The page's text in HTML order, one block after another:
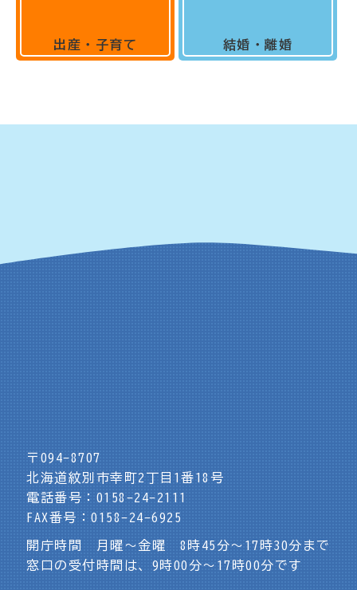
出産・子育て 結婚・離婚
〒094-8707
北海道紋別市幸町2丁目1番18号
電話番号：0158-24-2111
FAX番号：0158-24-6925
開庁時間 月曜～金曜 8時45分～17時30分まで
窓口の受付時間は、9時00分～17時00分です